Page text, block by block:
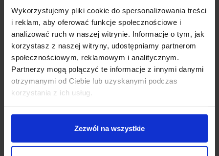
Wykorzystujemy pliki cookie do spersonalizowania treści
i reklam, aby oferować funkcje społecznościowe i
analizować ruch w naszej witrynie. Informacje o tym, jak
korzystasz z naszej witryny, udostępniamy partnerom
społecznościowym, reklamowym i analitycznym.
Partnerzy mogą połączyć te informacje z innymi danymi
otrzymanymi od Ciebie lub uzyskanymi podczas
korzystania z ich usług.
Zezwól na wszystkie
Złącze do wlutowania
zewnętrznej anteny
Wymiary:
30 x 20 x 8 mm
1,5 g
OPINIE